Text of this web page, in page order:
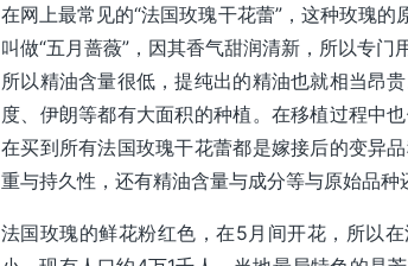
在网上最常见的“法国玫瑰干花蕾”，这种玫瑰
叫做“五月蔷薇”，因其香气甜润清新，所以专
所以精油含量很低，提纯出的精油也就相当昂
度、伊朗等都有大面积的种植。在移植过程中
在买到所有法国玫瑰干花蕾都是嫁接后的变异
重与持久性，还有精油含量与成分等与原始品种
法国玫瑰的鲜花粉红色，在5月间开花，所以